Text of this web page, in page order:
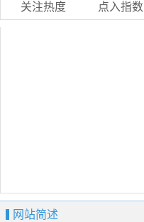
关注热度 点入指数
网站简述